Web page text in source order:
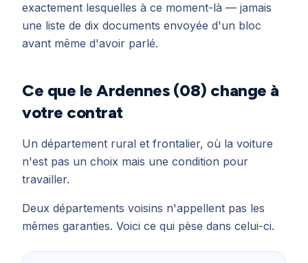
exactement lesquelles à ce moment-là — jamais
une liste de dix documents envoyée d'un bloc
avant même d'avoir parlé.
Ce que le Ardennes (08) change à
votre contrat
Un département rural et frontalier, où la voiture
n'est pas un choix mais une condition pour
travailler.
Deux départements voisins n'appellent pas les
mêmes garanties. Voici ce qui pèse dans celui-ci.